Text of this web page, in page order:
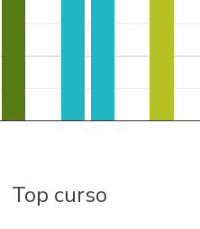
Top curso